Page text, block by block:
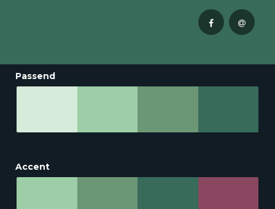
Passend
Accent